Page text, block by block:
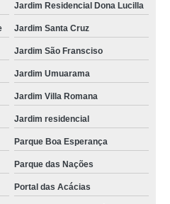
Jardim Residencial Dona Lucilla
Jardim Santa Cruz
Jardim São Fransciso
Jardim Umuarama
Jardim Villa Romana
Jardim residencial
Parque Boa Esperança
Parque das Nações
Portal das Acácias